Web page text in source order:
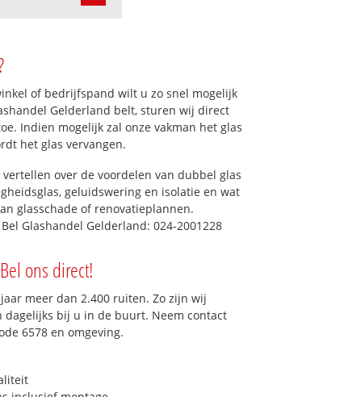
of bedrijfspand wilt u zo snel mogelijk
Gelderland belt, sturen wij direct
Indien mogelijk zal onze vakman het glas
het glas vervangen.
over de voordelen van dubbel glas
geluidswering en isolatie en wat
glasschade of renovatieplannen.
Glashandel Gelderland: 024-2001228
ons direct!
meer dan 2.400 ruiten. Zo zijn wij
dagelijks bij u in de buurt. Neem contact
6578 en omgeving.